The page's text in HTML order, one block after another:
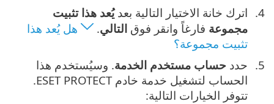
اترك خانة الاختيار التالية بعد ‎يُعد هذا تثبيت
مجموعة فارغاً وانقر فوق التالي.
هل يُعد هذا
تثبيت مجموعة؟
حدد ‎ حساب مستخدم الخدمة. وسيُستخدم هذا
الحساب لتشغيل خدمة خادم ‎ESET PROTECT.
تتوفر الخيارات التالية: